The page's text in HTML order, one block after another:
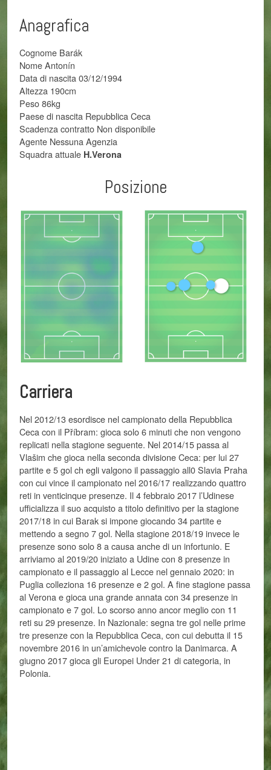
Anagrafica
Cognome Barák
Nome Antonín
Data di nascita 03/12/1994
Altezza 190cm
Peso 86kg
Paese di nascita Repubblica Ceca
Scadenza contratto Non disponibile
Agente Nessuna Agenzia
Squadra attuale H.Verona
Posizione
Carriera
Nel 2012/13 esordisce nel campionato della Repubblica
Ceca con il Příbram: gioca solo 6 minuti che non vengono
replicati nella stagione seguente. Nel 2014/15 passa al
Vlašim che gioca nella seconda divisione Ceca: per lui 27
partite e 5 gol ch egli valgono il passaggio all0 Slavia Praha
con cui vince il campionato nel 2016/17 realizzando quattro
reti in venticinque presenze. Il 4 febbraio 2017 l’Udinese
ufficializza il suo acquisto a titolo definitivo per la stagione
2017/18 in cui Barak si impone giocando 34 partite e
mettendo a segno 7 gol. Nella stagione 2018/19 invece le
presenze sono solo 8 a causa anche di un infortunio. E
arriviamo al 2019/20 iniziato a Udine con 8 presenze in
campionato e il passaggio al Lecce nel gennaio 2020: in
Puglia colleziona 16 presenze e 2 gol. A fine stagione passa
al Verona e gioca una grande annata con 34 presenze in
campionato e 7 gol. Lo scorso anno ancor meglio con 11
reti su 29 presenze. In Nazionale: segna tre gol nelle prime
tre presenze con la Repubblica Ceca, con cui debutta il 15
novembre 2016 in un’amichevole contro la Danimarca. A
giugno 2017 gioca gli Europei Under 21 di categoria, in
Polonia.